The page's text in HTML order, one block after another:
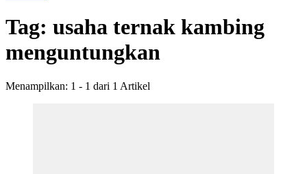
Tag: usaha ternak kambing
menguntungkan
Menampilkan: 1 - 1 dari 1 Artikel